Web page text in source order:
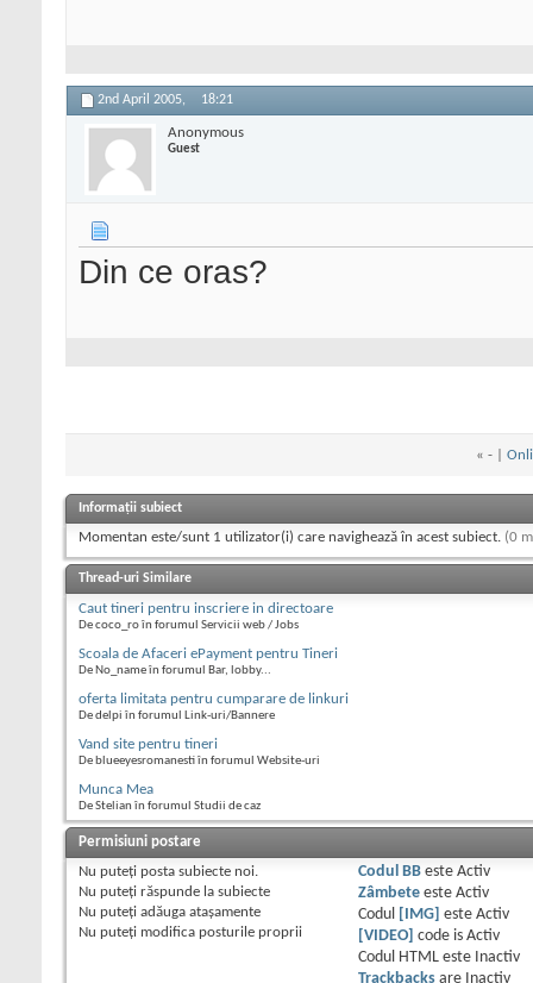
2nd April 2005, 18:21
Anonymous
Guest
Din ce oras?
« - |
Informații subiect
Momentan este/sunt 1 utilizator(i) care navighează în acest subiect. (0
Thread-uri Similare
Caut tineri pentru inscriere in directoare
De coco_ro în forumul Servicii web / Jobs
Scoala de Afaceri ePayment pentru Tineri
De No_name în forumul Bar, lobby...
oferta limitata pentru cumparare de linkuri
De delpi în forumul Link-uri/Bannere
Vand site pentru tineri
De blueeyesromanesti în forumul Website-uri
Munca Mea
De Stelian în forumul Studii de caz
Permisiuni postare
Nu puteţi posta subiecte noi.
Nu puteţi răspunde la subiecte
Nu puteţi adăuga ataşamente
Nu puteţi modifica posturile proprii
Codul BBeste Activ
Zâmbeteeste Activ
Codul
[IMG] este Activ
[VIDEO]
code is Activ
Codul HTML este
Inactiv
Trackbacksare
Inactiv